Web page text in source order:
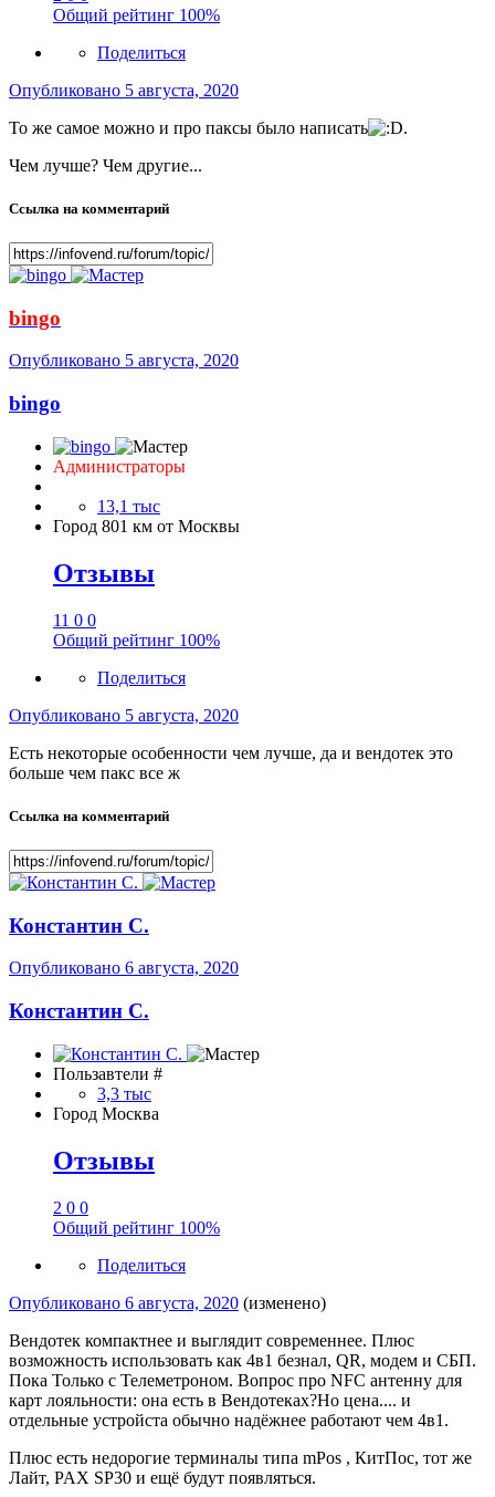
Общий рейтинг 100%
Поделиться
Опубликовано 5 августа, 2020
То же самое можно и про паксы было написать
.
Чем лучше? Чем другие...
Ссылка на комментарий
bingo
Опубликовано 5 августа, 2020
bingo
Администраторы
13,1 тыс
Город 801 км от Москвы
Отзывы
11 0 0
Общий рейтинг 100%
Поделиться
Опубликовано 5 августа, 2020
Есть некоторые особенности чем лучше, да и вендотек это
больше чем пакс все ж
Ссылка на комментарий
Константин С.
Опубликовано 6 августа, 2020
Константин С.
Пользавтели #
3,3 тыс
Город Москва
Отзывы
2 0 0
Общий рейтинг 100%
Поделиться
Опубликовано 6 августа, 2020 (изменено)
Вендотек компактнее и выглядит современнее. Плюс
возможность использовать как 4в1 безнал, QR, модем и СБП.
Пока Только с Телеметроном. Вопрос про NFC антенну для
карт лояльности: она есть в Вендотеках?Но цена.... и
отдельные устройста обычно надёжнее работают чем 4в1.
Плюс есть недорогие терминалы типа mPos , КитПос, тот же
Лайт, PAX SP30 и ещё будут появляться.